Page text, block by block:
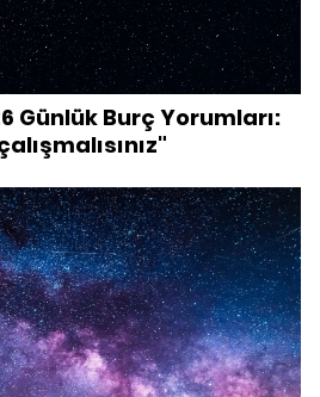
Günlük Burç Yorumları: